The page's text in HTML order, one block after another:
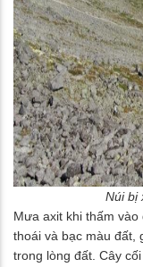
Núi bị
Mưa axit khi thấm
thoái và bạc màu đất,
trong lòng đất. Cây